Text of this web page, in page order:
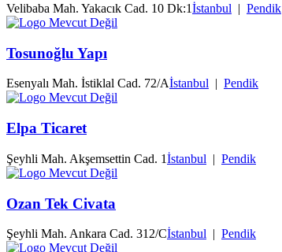
Velibaba Mah. Yakacık Cad. 10 Dk:1İstanbul | Pendik
Tosunoğlu Yapı
Esenyalı Mah. İstiklal Cad. 72/Aİstanbul | Pendik
Elpa Ticaret
Şeyhli Mah. Akşemsettin Cad. 1İstanbul | Pendik
Ozan Tek Civata
Şeyhli Mah. Ankara Cad. 312/Cİstanbul | Pendik